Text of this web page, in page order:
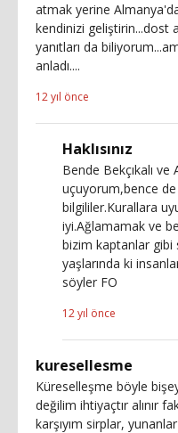
atmak yerine
kendinizi geliştirin...dost
yanıtları da
anladı....
12 yıl önce
Haklısınız
Bende Bekçıkalı
uçuyorum,bence
bilgililer.Kurallara
iyi.Ağlamamak ve
bizim kaptanlar gibi
yaşlarında ki
söyler FO
12 yıl önce
kuresellesme
Küreselleşme böyle
değilim ihtiyaçtır alınır
karşıyım sirplar,